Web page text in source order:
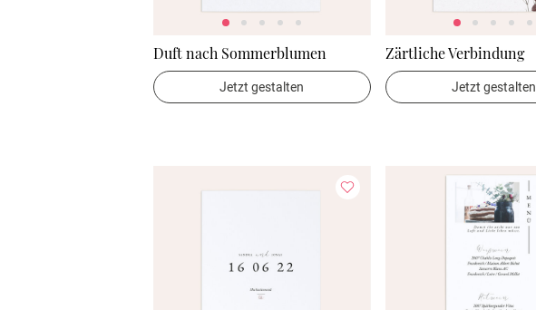
Duft nach Sommerblumen
Jetzt gestalten
Zärtliche Verbindung
Jetzt gestalten